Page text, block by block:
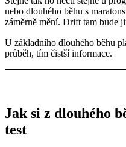
nebo dlouhého běhu s
záměrně mění. Drift tam bude
U základního dlouhého běhu
průběh, tím čistší informace.
Jak si z dlouhého
test